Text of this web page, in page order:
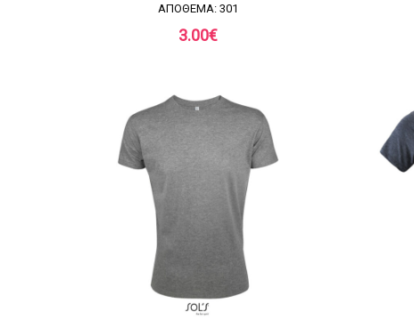
ΑΠΟΘΕΜΑ: 301
3.00€